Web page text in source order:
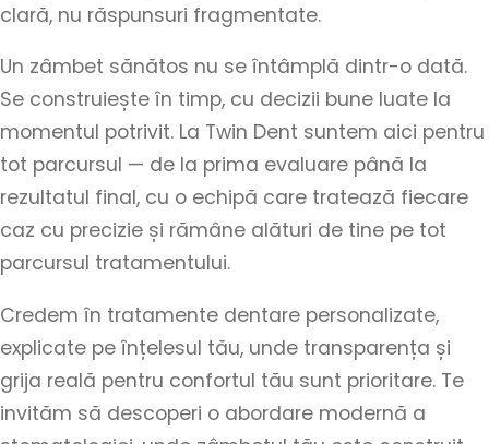
clară, nu răspunsuri fragmentate.
Un zâmbet sănătos nu se întâmplă dintr-o dată.
Se construiește în timp, cu decizii bune luate la
momentul potrivit. La Twin Dent suntem aici pentru
tot parcursul — de la prima evaluare până la
rezultatul final, cu o echipă care tratează fiecare
caz cu precizie și rămâne alături de tine pe tot
parcursul tratamentului.
Credem în tratamente dentare personalizate,
explicate pe înțelesul tău, unde transparența și
grija reală pentru confortul tău sunt prioritare. Te
invităm să descoperi o abordare modernă a